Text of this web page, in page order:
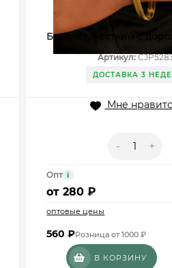
Браслет жесткий с
Артикул:
ДОСТАВКА 3
Мне
- +
Опт i
от280 ₽
оптовые цены
560₽Розница от 1000 ₽
В КОРЗИНУ